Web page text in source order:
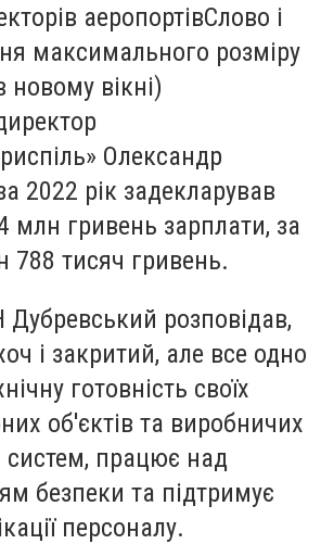
аеропортівСлово і
максимального розміру
новому вікні)
Олександр
2022 рік задекларував
млн гривень зарплати, за
788 тисяч гривень.
Дубревський розповідав,
і закритий, але все одно
готовність своїх
об'єктів та виробничих
систем, працює над
безпеки та підтримує
персоналу.